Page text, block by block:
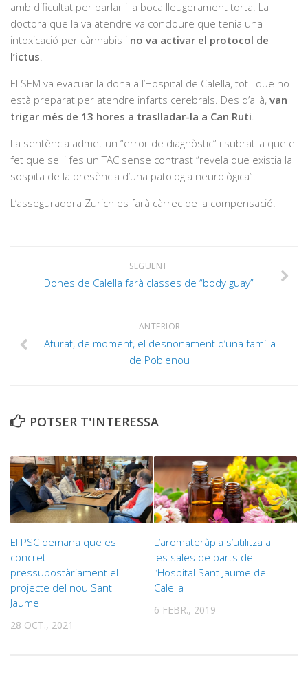
amb dificultat per parlar i la boca lleugerament torta. La
doctora que la va atendre va concloure que tenia una
intoxicació per cànnabis i no va activar el protocol de
l’ictus.
El SEM va evacuar la dona a l’Hospital de Calella, tot i que no
està preparat per atendre infarts cerebrals. Des d’allà, van
trigar més de 13 hores a traslladar-la a Can Ruti.
La sentència admet un “error de diagnòstic” i subratlla que el
fet que se li fes un TAC sense contrast “revela que existia la
sospita de la presència d’una patologia neurològica”.
L’asseguradora Zurich es farà càrrec de la compensació.
SEGÜENT
Dones de Calella farà classes de “body guay”
ANTERIOR
Aturat, de moment, el desnonament d’una família
de Poblenou
POTSER T'INTERESSA
El PSC demana que es
concreti
pressupostàriament el
projecte del nou Sant
Jaume
28 OCT., 2021
L’aromateràpia s’utilitza a
les sales de parts de
l’Hospital Sant Jaume de
Calella
6 FEBR., 2019